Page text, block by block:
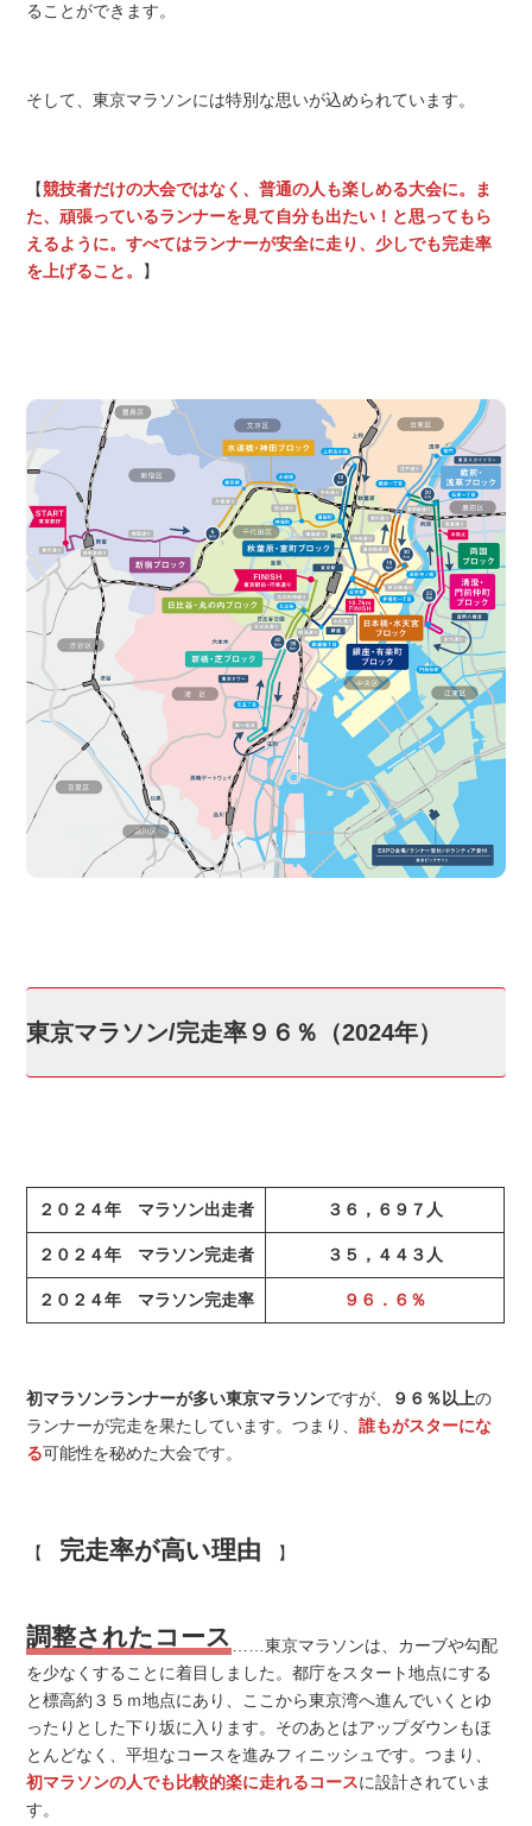
ることができます。
そして、東京マラソンには特別な思いが込められています。
【競技者だけの大会ではなく、普通の人も楽しめる大会に。ま
た、頑張っているランナーを見て自分も出たい！と思ってもら
えるように。すべてはランナーが安全に走り、少しでも完走率
を上げること。 】
東京マラソン/完走率９６％（2024年）
２０２４年 マラソン出走者 ３６，６９７人
２０２４年 マラソン完走者 ３５，４４３人
２０２４年 マラソン完走率 ９６．６％
初マラソンランナーが多い東京マラソンですが、 ９６％以上の
ランナーが完走を果たしています。つまり、誰もがスターにな
る可能性を秘めた大会です。
【 完走率が高い理由 】
調整されたコース ……東京マラソンは、カーブや勾配
を少なくすることに着目しました。都庁をスタート地点にする
と標高約３５ｍ地点にあり、ここから東京湾へ進んでいくとゆ
ったりとした下り坂に入ります。そのあとはアップダウンもほ
とんどなく、平坦なコースを進みフィニッシュです。つまり、
初マラソンの人でも比較的楽に走れるコースに設計されていま
す。